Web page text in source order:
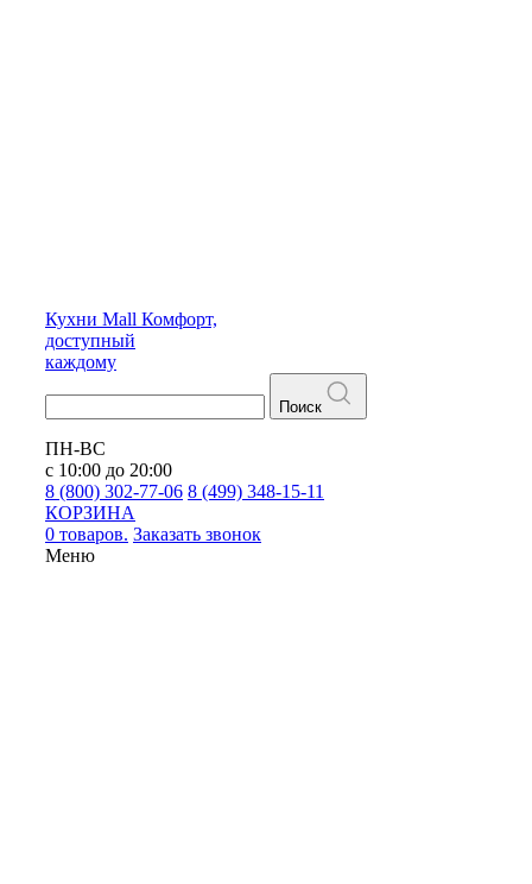
Кухни Mall Комфорт,
доступный
каждому
Поиск
ПН-ВС
с 10:00 до 20:00
8 (800) 302-77-06 8 (499) 348-15-11
КОРЗИНА
0 товаров. Заказать звонок
Меню